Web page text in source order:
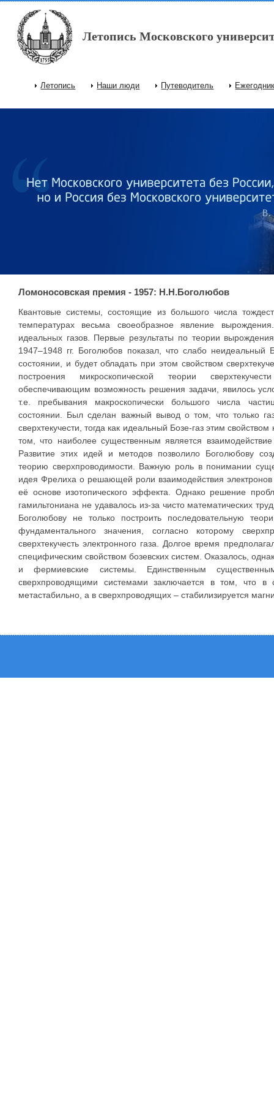
Перейти к основному содержанию
Летопись Московского
Главное меню
Летопись Наши люди Путеводитель
Ломоносовская премия - 1957: Н.Н.Боголюбов
Квантовые системы, состоящие из большого числа
температурах весьма своеобразное явление
идеальных газов. Первые результаты по теории
1947–1948 гг. Боголюбов показал, что слабо неидеальный
состоянии, и будет обладать при этом свойством
построения микроскопической теории
обеспечивающим возможность решения задачи, явилось
т.е. пребывания макроскопически большого числа
состоянии. Был сделан важный вывод о том, что только
сверхтекучести, тогда как идеальный Бозе-газ этим
том, что наиболее существенным является
Развитие этих идей и методов позволило Боголюбову
теорию сверхпроводимости. Важную роль в понимании
идея Фрелиха о решающей роли взаимодействия
её основе изотопического эффекта. Однако решение
гамильтониана не удавалось из-за чисто математических
Боголюбову не только построить последовательную
фундаментального значения, согласно которому
сверхтекучесть электронного газа. Долгое время
специфическим свойством бозевских систем. Оказалось,
и фермиевские системы. Единственным
сверхпроводящими системами заключается в том, что в
метастабильно, а в сверхпроводящих – стабилизируется